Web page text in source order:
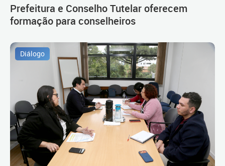
Prefeitura e Conselho Tutelar oferecem
formação para conselheiros
Diálogo